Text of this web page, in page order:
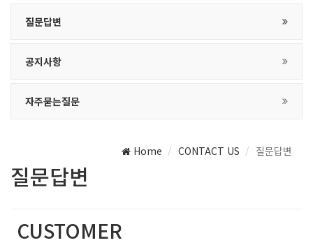
질문답변
공지사항
자주묻는질문
Home CONTACT US 질문답변
질문답변
CUSTOMER